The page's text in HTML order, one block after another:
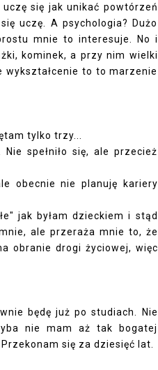
się jak unikać powtórzeń
uczę. A psychologia? Dużo
mnie to interesuje. No i
kominek, a przy nim wielki
wykształcenie to to marzenie
tylko trzy...
spełniło się, ale przecież
obecnie nie planuję kariery
jak byłam dzieckiem i stąd
ale przeraża mnie to, że
obranie drogi życiowej, więc
będę już po studiach. Nie
nie mam aż tak bogatej
się za dziesięć lat.